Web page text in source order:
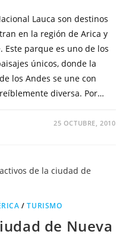
Lauca son destinos
en la región de Arica y
Este parque es uno de los
únicos, donde la
los Andes se une con
diversa. Por…
25 OCTUBRE, 2010
/TURISMO
de Nueva